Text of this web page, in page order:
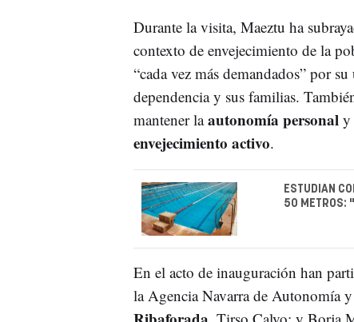
Durante la visita, Maeztu ha
contexto de envejecimiento de la
“cada vez más demandados” por
dependencia y sus familias.
mantener laautonomía personal y
envejecimiento activo.
ESTUDIAN
50 METROS:
En el acto de inauguración han
la Agencia Navarra de Autonomía